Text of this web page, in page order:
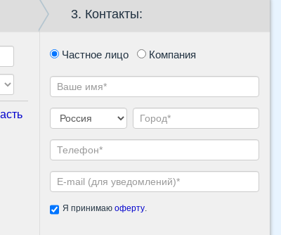
3. Контакты:
Частное лицо Компания
Я принимаю оферту.